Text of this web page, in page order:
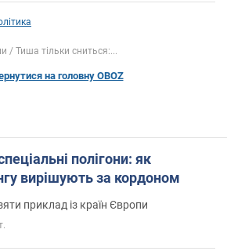
Тиша тільки сниться:...
на головну OBOZ
полігони: як
вирішують за кордоном
приклад із країн Європи